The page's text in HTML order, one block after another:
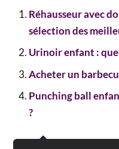
Réhausseur avec
sélection des
Urinoir enfant :
Acheter un
Punching ball
?